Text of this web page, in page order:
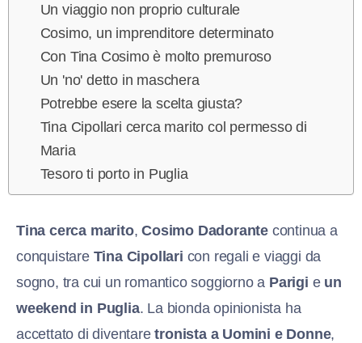
Un viaggio non proprio culturale
Cosimo, un imprenditore determinato
Con Tina Cosimo è molto premuroso
Un 'no' detto in maschera
Potrebbe esere la scelta giusta?
Tina Cipollari cerca marito col permesso di
Maria
Tesoro ti porto in Puglia
Tina cerca marito,Cosimo Dadorante continua a
conquistare Tina Cipollari con regali e viaggi da
sogno, tra cui un romantico soggiorno a Parigi e un
weekend in Puglia. La bionda opinionista ha
accettato di diventaretronista a Uomini e Donne,